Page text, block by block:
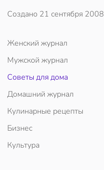
Создано 21 сентября 2008
Женский журнал
Мужской журнал
Советы для дома
Домашний журнал
Кулинарные рецепты
Бизнес
Культура